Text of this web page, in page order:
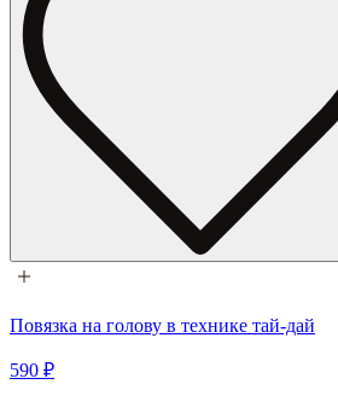
Повязка на голову в технике тай-дай
590 ₽